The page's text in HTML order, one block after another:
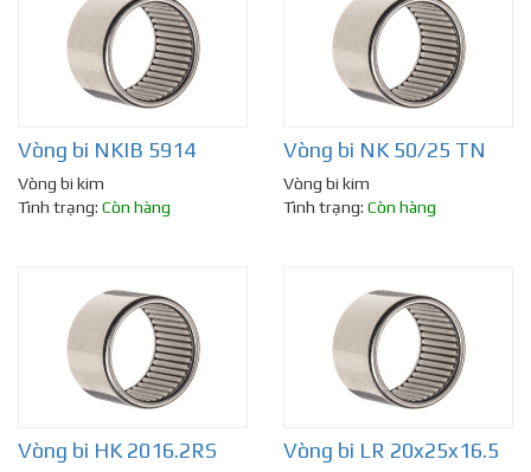
Vòng bi NKIB 5914
Vòng bi kim
Tình trạng: Còn hàng
Vòng bi NK 50/25 TN
Vòng bi kim
Tình trạng: Còn hàng
Vòng bi HK 2016.2RS Vòng bi LR 20x25x16.5